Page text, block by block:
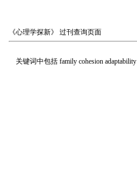
《心理学探新》 过刊查询页面
关键词中包括 family cohesion adaptability